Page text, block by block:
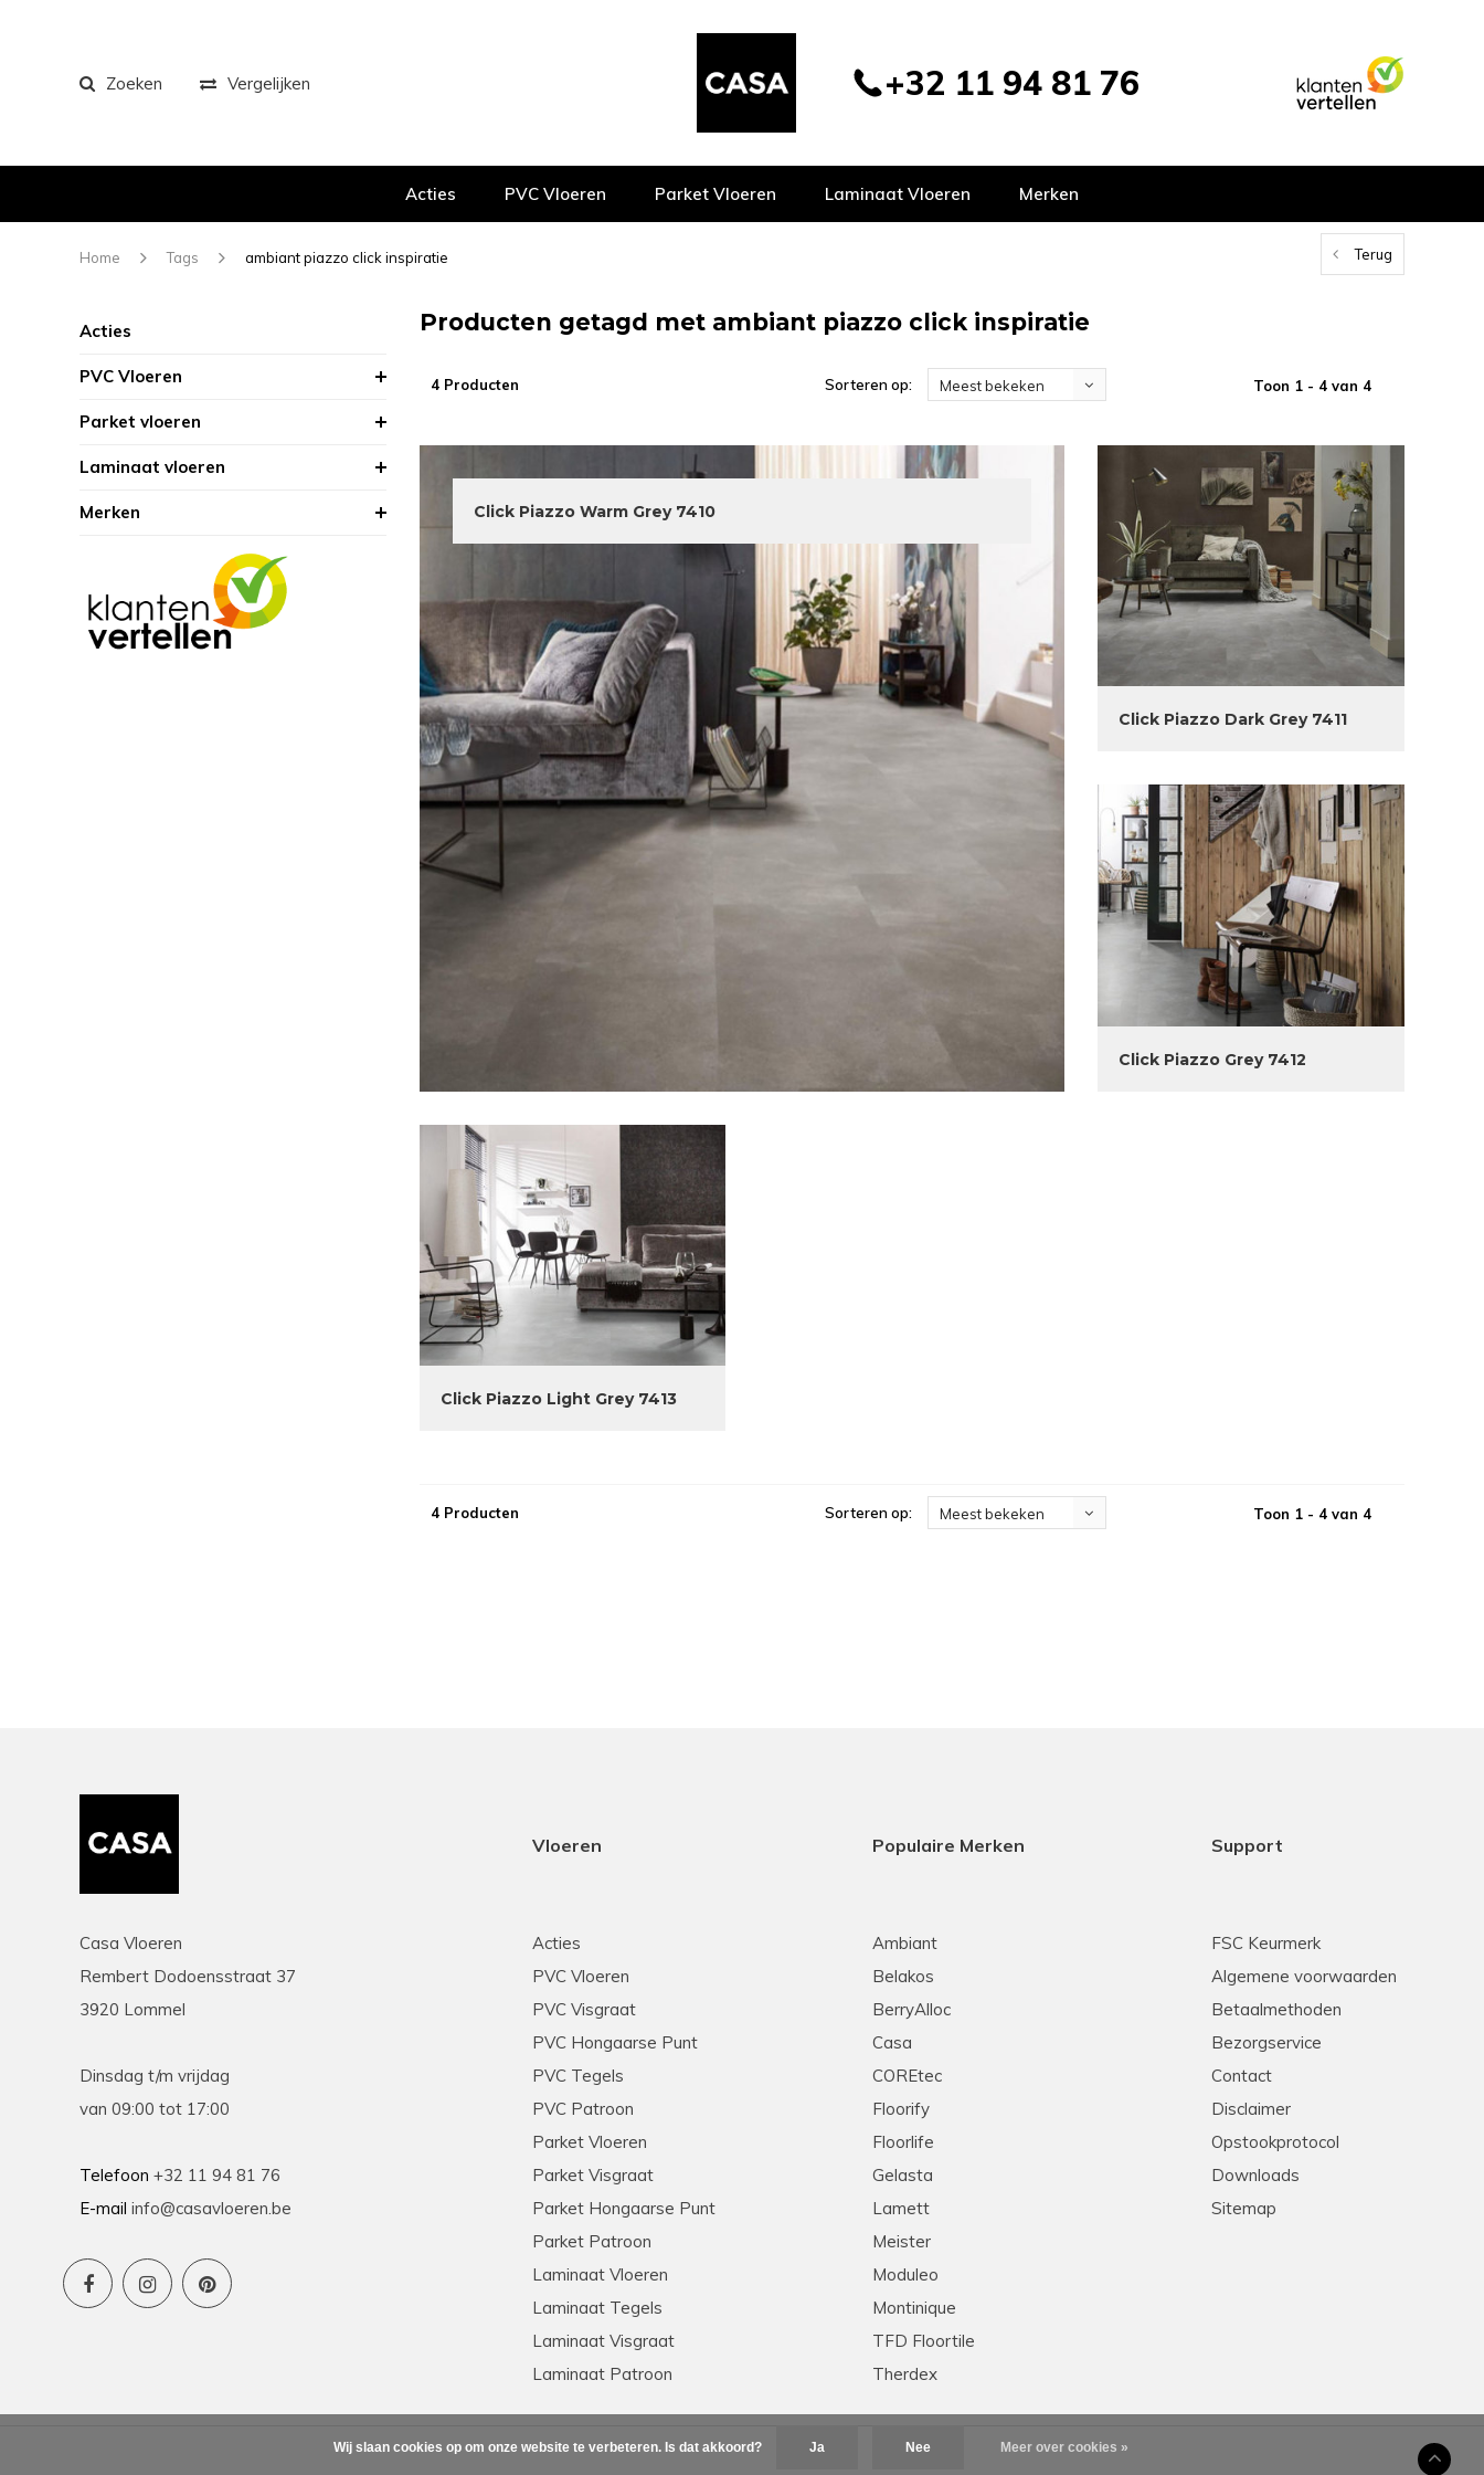
Zoeken Vergelijken +32 11 94 81 76
Acties PVC Vloeren Parket Vloeren Laminaat Vloeren Merken
Home Tags ambiant piazzo click inspiratie Terug
Acties
PVC Vloeren
Parket vloeren
Laminaat vloeren
Merken
Producten getagd met ambiant piazzo click inspiratie
4 Producten Sorteren op: Meest bekeken Toon 1 - 4 van 4
Click Piazzo Warm Grey 7410
Click Piazzo Dark Grey 7411
Click Piazzo Grey 7412
Click Piazzo Light Grey 7413
4 Producten Sorteren op: Meest bekeken Toon 1 - 4 van 4
Casa Vloeren
Rembert Dodoensstraat 37
3920 Lommel
Dinsdag t/m vrijdag
van 09:00 tot 17:00
Telefoon +32 11 94 81 76
E-mail info@casavloeren.be
Vloeren
Acties
PVC Vloeren
PVC Visgraat
PVC Hongaarse Punt
PVC Tegels
PVC Patroon
Parket Vloeren
Parket Visgraat
Parket Hongaarse Punt
Parket Patroon
Laminaat Vloeren
Laminaat Tegels
Laminaat Visgraat
Laminaat Patroon
Populaire Merken
Ambiant
Belakos
BerryAlloc
Casa
COREtec
Floorify
Floorlife
Gelasta
Lamett
Meister
Moduleo
Montinique
TFD Floortile
Therdex
Support
FSC Keurmerk
Algemene voorwaarden
Betaalmethoden
Bezorgservice
Contact
Disclaimer
Opstookprotocol
Downloads
Sitemap
Wij slaan cookies op om onze website te verbeteren. Is dat akkoord? Ja Nee Meer over cookies »